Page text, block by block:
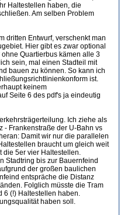
Haltestellen haben, die
Am selben Problem
dritten Entwurf, verschenkt man
Hier gibt es zwar optional
Quartierbus kämen alle 3
sein, mal einen Stadteil mit
bauen zu können. So kann ich
ist.
keinem
Seite 6 des pdf's ja eindeutig
Ich ziehe als
- Frankenstraße der U-Bahn vs
Damit wir nur die parallelen
braucht um gleich weit
die 5er vier Haltestellen.
Stadtring bis zur Bauernfeind
der großen baulichen
entspräche die Distanz
Folglich müsste die Tram
6 (!) Haltestellen haben.
haben soll.